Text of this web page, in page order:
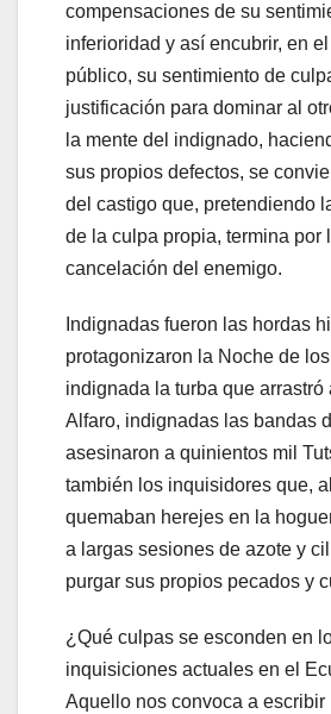
compensaciones de su
inferioridad y así encubrir, en
público, su sentimiento de
justificación para dominar al
la mente del indignado,
sus propios defectos, se
del castigo que, pretendiendo
de la culpa propia, termina por
cancelación del enemigo.
Indignadas fueron las hordas
protagonizaron la Noche de
indignada la turba que arrastró
Alfaro, indignadas las bandas
asesinaron a quinientos mil
también los inquisidores que,
quemaban herejes en la
a largas sesiones de azote y
purgar sus propios pecados y
¿Qué culpas se esconden en
inquisiciones actuales en el
Aquello nos convoca a escribir